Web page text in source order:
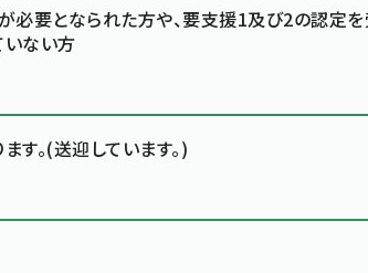
必要となられた方や、要支援1及び2の認定
ない方
す。(送迎しています。)